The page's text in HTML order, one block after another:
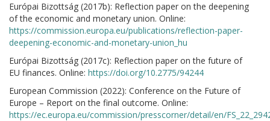
Európai Bizottság (2017b): Reflection paper on the deepening
of the economic and monetary union. Online:
https://commission.europa.eu/publications/reflection-paper-
deepening-economic-and-monetary-union_hu
Európai Bizottság (2017c): Reflection paper on the future of
EU finances. Online: https://doi.org/10.2775/94244
European Commission (2022): Conference on the Future of
Europe – Report on the final outcome. Online:
https://ec.europa.eu/commission/presscorner/detail/en/